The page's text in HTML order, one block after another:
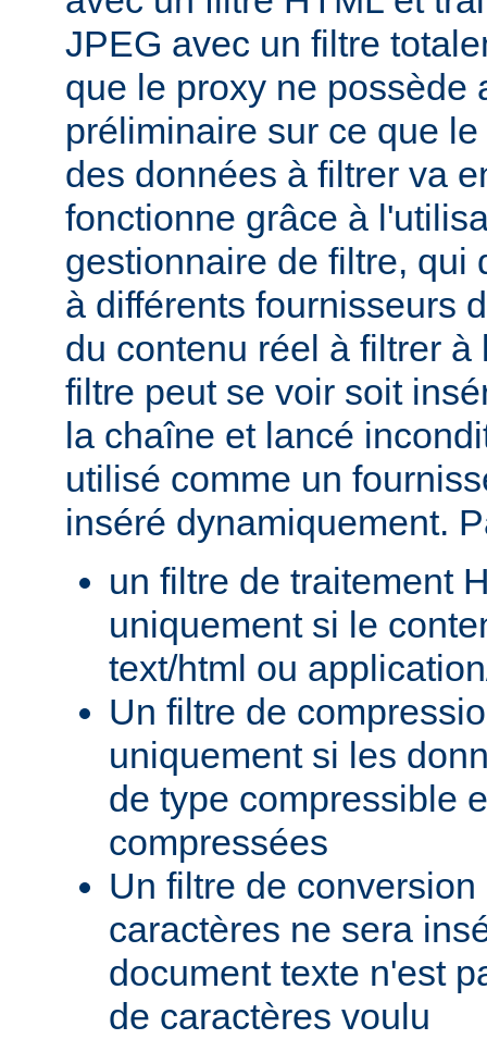
JPEG avec un filtre
que le proxy ne possède
préliminaire sur ce que
des données à filtrer va
fonctionne grâce à
gestionnaire de filtre, qui
à différents fournisseurs
du contenu réel à filtrer à
filtre peut se voir soit
la chaîne et lancé
utilisé comme un
inséré dynamiquement.
un filtre de traitement
uniquement si le
text/html ou
Un filtre de
uniquement si les
de type compressible
compressées
Un filtre de
caractères ne sera
document texte n'est
de caractères voulu